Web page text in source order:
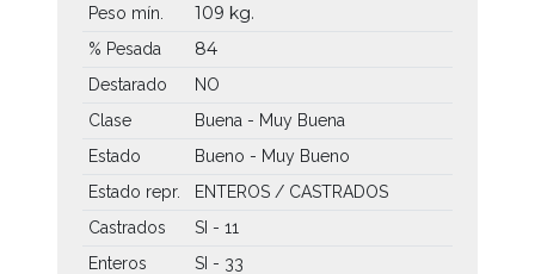
Peso mín. 109 kg.
% Pesada 84
Destarado
NO
Clase
Buena - Muy Buena
Estado
Bueno - Muy Bueno
Estado repr.
ENTEROS / CASTRADOS
Castrados
SI - 11
Enteros
SI - 33